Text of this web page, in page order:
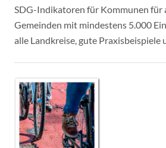
SDG-Indikatoren für Kommunen für
Gemeinden mit mindestens 5.000
alle Landkreise, gute Praxisbeispiele